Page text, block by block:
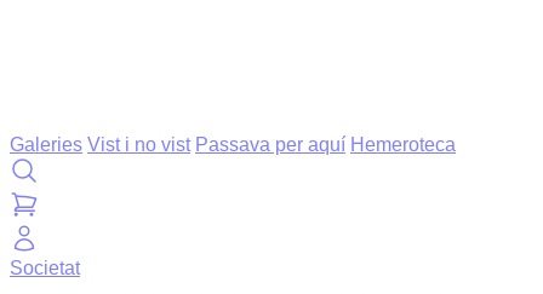
Galeries Vist i no vist Passava per aquí Hemeroteca
Societat